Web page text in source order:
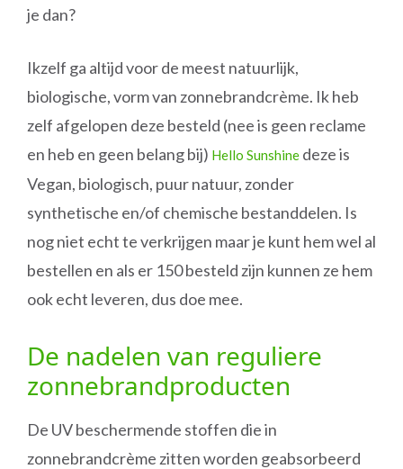
je dan?
Ikzelf ga altijd voor de meest natuurlijk,
biologische, vorm van zonnebrandcrème. Ik heb
zelf afgelopen deze besteld (nee is geen reclame
en heb en geen belang bij) Hello Sunshine deze is
Vegan, biologisch, puur natuur, zonder
synthetische en/of chemische bestanddelen. Is
nog niet echt te verkrijgen maar je kunt hem wel al
bestellen en als er 150 besteld zijn kunnen ze hem
ook echt leveren, dus doe mee.
De nadelen van reguliere
zonnebrandproducten
De UV beschermende stoffen die in
zonnebrandcrème zitten worden geabsorbeerd